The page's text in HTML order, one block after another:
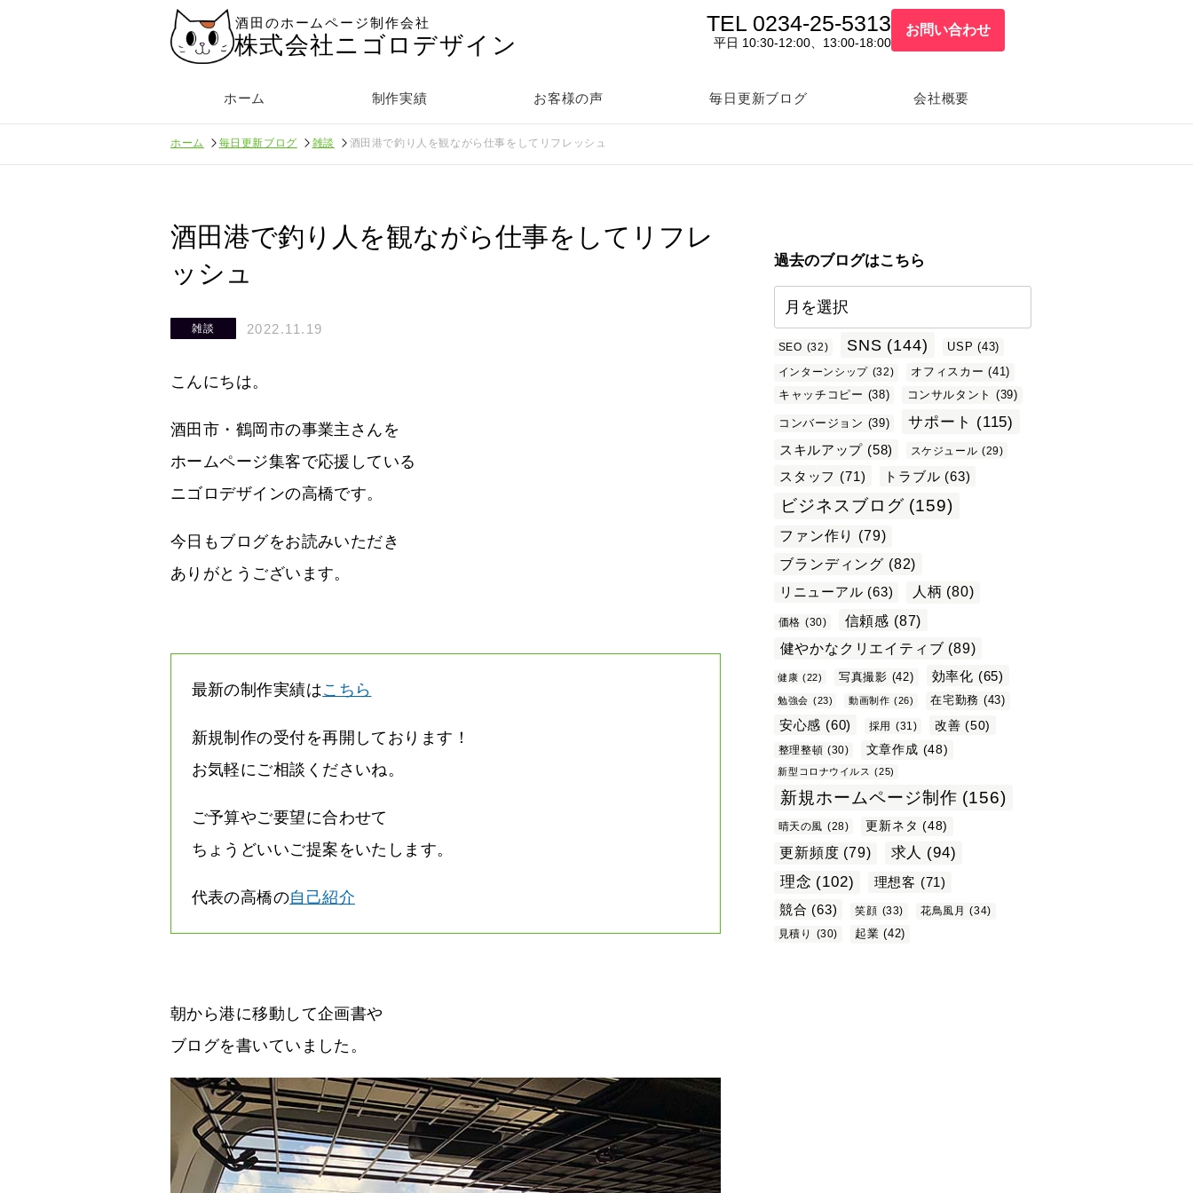
酒田のホームページ制作会社
株式会社ニゴロデザイン
TEL 0234-25-5313
平日 10:30-12:00、13:00-18:00
お問い合わせ
ホーム 制作実績 お客様の声 毎日更新ブログ 会社概要
ホーム 毎日更新ブログ 雑談 酒田港で釣り人を観ながら仕事をしてリフレッシュ
酒田港で釣り人を観ながら仕事をしてリフレ
ッシュ
雑談 2022.11.19
こんにちは。
酒田市・鶴岡市の事業主さんを
ホームページ集客で応援している
ニゴロデザインの高橋です。
今日もブログをお読みいただき
ありがとうございます。
最新の制作実績はこちら
新規制作の受付を再開しております！
お気軽にご相談くださいね。
ご予算やご要望に合わせて
ちょうどいいご提案をいたします。
代表の高橋の自己紹介
朝から港に移動して企画書や
ブログを書いていました。
過去のブログはこちら
SEO (32) SNS (144) USP (43)
インターンシップ (32) オフィスカー (41)
キャッチコピー (38) コンサルタント (39)
コンバージョン (39) サポート (115)
スキルアップ (58) スケジュール (29)
スタッフ (71) トラブル (63)
ビジネスブログ (159)
ファン作り
(79)
ブランディング (82)
リニューアル (63) 人柄 (80)
価格 (30) 信頼感 (87)
健やかなクリエイティブ (89)
健康 (22) 写真撮影 (42) 効率化 (65)
勉強会 (23) 動画制作 (26) 在宅勤務 (43)
安心感 (60) 採用 (31) 改善 (50)
整理整頓 (30) 文章作成 (48)
新型コロナウイルス (25)
新規ホームページ制作 (156)
晴天の風 (28) 更新ネタ (48)
更新頻度 (79) 求人 (94)
理念 (102) 理想客 (71)
競合 (63) 笑顔 (33) 花鳥風月 (34)
見積り
(30) 起業 (42)